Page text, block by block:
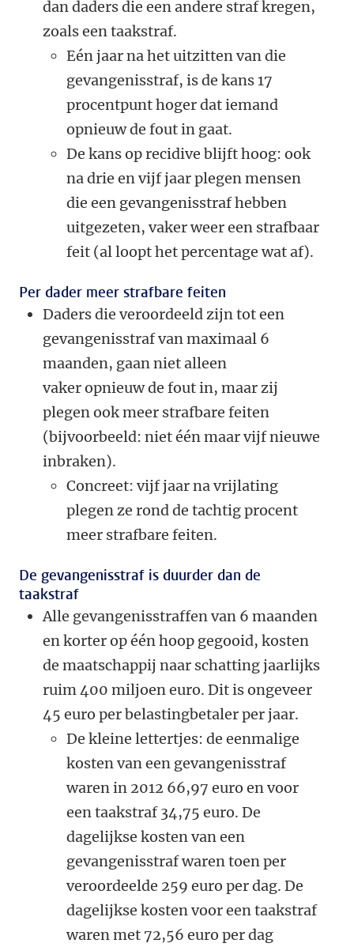
dan daders die een andere straf kregen,
zoals een taakstraf.
Eén jaar na het uitzitten van die
gevangenisstraf, is de kans 17
procentpunt hoger dat iemand
opnieuw de fout in gaat.
De kans op recidive blijft hoog: ook
na drie en vijf jaar plegen mensen
die een gevangenisstraf hebben
uitgezeten, vaker weer een strafbaar
feit (al loopt het percentage wat af).
Per dader meer strafbare feiten
Daders die veroordeeld zijn tot een
gevangenisstraf van maximaal 6
maanden, gaan niet alleen
vaker opnieuw de fout in, maar zij
plegen ook meer strafbare feiten
(bijvoorbeeld: niet één maar vijf nieuwe
inbraken).
Concreet: vijf jaar na vrijlating
plegen ze rond de tachtig procent
meer strafbare feiten.
De gevangenisstraf is duurder dan de
taakstraf
Alle gevangenisstraffen van 6 maanden
en korter op één hoop gegooid, kosten
de maatschappij naar schatting jaarlijks
ruim 400 miljoen euro. Dit is ongeveer
45 euro per belastingbetaler per jaar.
De kleine lettertjes: de eenmalige
kosten van een gevangenisstraf
waren in 2012 66,97 euro en voor
een taakstraf 34,75 euro. De
dagelijkse kosten van een
gevangenisstraf waren toen per
veroordeelde 259 euro per dag. De
dagelijkse kosten voor een taakstraf
waren met 72,56 euro per dag